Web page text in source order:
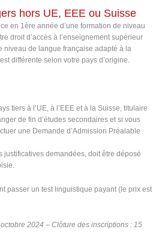
hors UE, EEE ou Suisse
en 1ère année d’une formation de niveau
droit d’accès à l’enseignement supérieur
niveau de langue française adapté à la
différente selon votre pays d’origine.
tiers à l’UE, à l’EEE et à la Suisse, titulaire
de fin d’études secondaires et si vous
une Demande d’Admission Préalable
justificatives demandées, doit être déposé
passer un test linguistique payant (le prix est
2024 – Clôture des inscriptions : 15